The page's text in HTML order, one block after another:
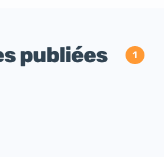
publiées 1